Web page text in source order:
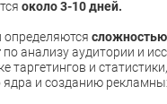
около 3-10 дней.
определяются
по анализу аудитории и
таргетингов и
ядра и созданию